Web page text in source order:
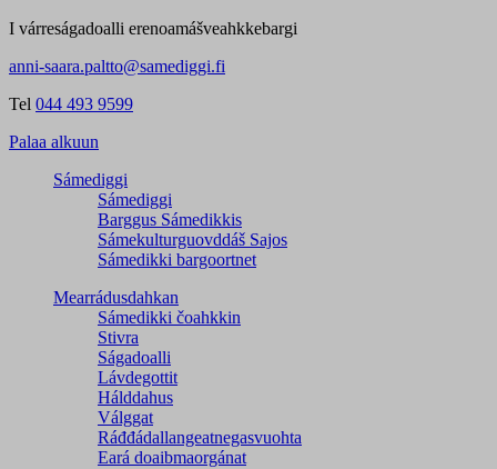
I várreságadoalli erenoamášveahkkebargi
anni-saara.paltto@samediggi.fi
Tel 044 493 9599
Palaa alkuun
Sámediggi
Sámediggi
Barggus Sámedikkis
Sámekulturguovddáš Sajos
Sámedikki bargoortnet
Mearrádusdahkan
Sámedikki čoahkkin
Stivra
Ságadoalli
Lávdegottit
Hálddahus
Válggat
Ráđđádallangeatnegas­vuohta
Eará doaibmaorgánat